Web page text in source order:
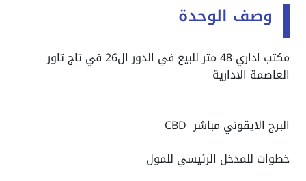
وصف الوحدة
مكتب اداري 48 متر للبيع في الدور ال26 في تاج تاور
العاصمة الادارية
البرج الايقوني مباشر CBD
خطوات للمدخل الرئيسي للمول